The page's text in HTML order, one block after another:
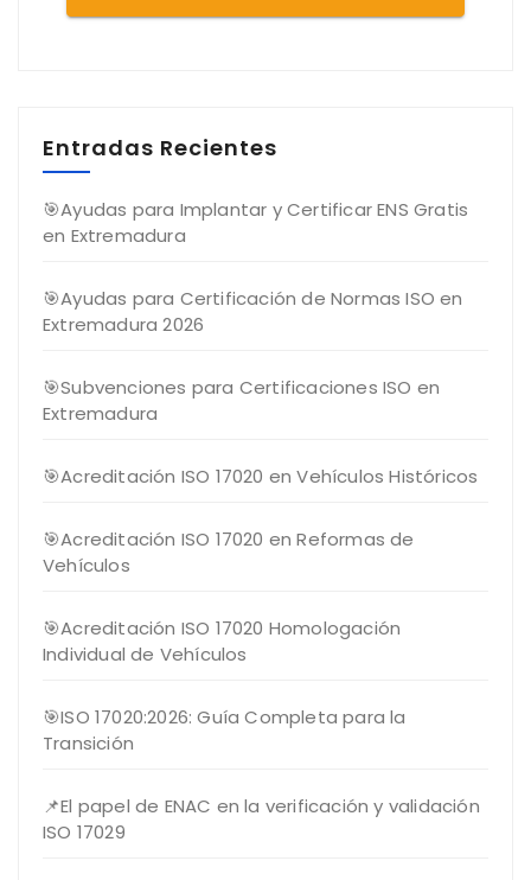
Entradas Recientes
🎯Ayudas para Implantar y Certificar ENS Gratis
en Extremadura
🎯Ayudas para Certificación de Normas ISO en
Extremadura 2026
🎯Subvenciones para Certificaciones ISO en
Extremadura
🎯Acreditación ISO 17020 en Vehículos Históricos
🎯Acreditación ISO 17020 en Reformas de
Vehículos
🎯Acreditación ISO 17020 Homologación
Individual de Vehículos
🎯ISO 17020:2026: Guía Completa para la
Transición
📌El papel de ENAC en la verificación y validación
ISO 17029